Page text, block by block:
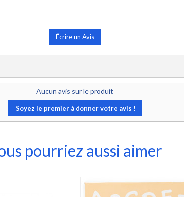
Écrire un Avis
Aucun avis sur le produit
Soyez le premier à donner votre avis !
pourriez aussi aimer